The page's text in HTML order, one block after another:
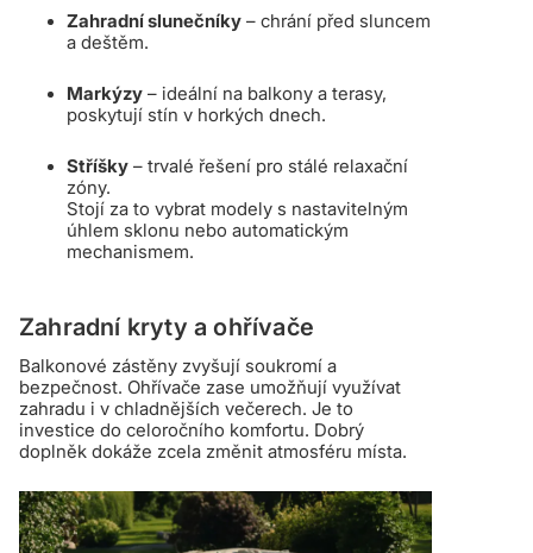
Zahradní slunečníky – chrání před sluncem
a deštěm.
Markýzy – ideální na balkony a terasy,
poskytují stín v horkých dnech.
Stříšky – trvalé řešení pro stálé relaxační
zóny.
Stojí za to vybrat modely s nastavitelným
úhlem sklonu nebo automatickým
mechanismem.
Zahradní kryty a ohřívače
Balkonové zástěny zvyšují soukromí a
bezpečnost. Ohřívače zase umožňují využívat
zahradu i v chladnějších večerech. Je to
investice do celoročního komfortu. Dobrý
doplněk dokáže zcela změnit atmosféru místa.